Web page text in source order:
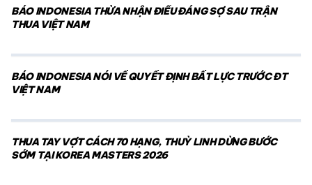
BÁO INDONESIA THỪA NHẬN ĐIỀU ĐÁNG SỢ SAU TRẬN
THUA VIỆT NAM
BÁO INDONESIA NÓI VỀ QUYẾT ĐỊNH BẤT LỰC TRƯỚC ĐT
VIỆT NAM
THUA TAY VỢT CÁCH 70 HẠNG, THUỲ LINH DỪNG BƯỚC
SỚM TẠI KOREA MASTERS 2026